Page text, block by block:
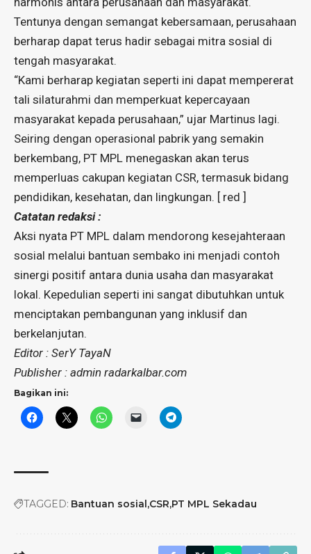
Tentunya dengan semangat kebersamaan, perusahaan
berharap dapat terus hadir sebagai mitra sosial di
tengah masyarakat.
“Kami berharap kegiatan seperti ini dapat mempererat
tali silaturahmi dan memperkuat kepercayaan
masyarakat kepada perusahaan,” ujar Martinus lagi.
Seiring dengan operasional pabrik yang semakin
berkembang, PT MPL menegaskan akan terus
memperluas cakupan kegiatan CSR, termasuk bidang
pendidikan, kesehatan, dan lingkungan. [ red ]
Catatan redaksi :
Aksi nyata PT MPL dalam mendorong kesejahteraan
sosial melalui bantuan sembako ini menjadi contoh
sinergi positif antara dunia usaha dan masyarakat
lokal. Kepedulian seperti ini sangat dibutuhkan untuk
menciptakan pembangunan yang inklusif dan
berkelanjutan.
Editor : SerY TayaN
Publisher : admin radarkalbar.com
Bagikan ini:
TAGGED: Bantuan sosial CSR PT MPL Sekadau